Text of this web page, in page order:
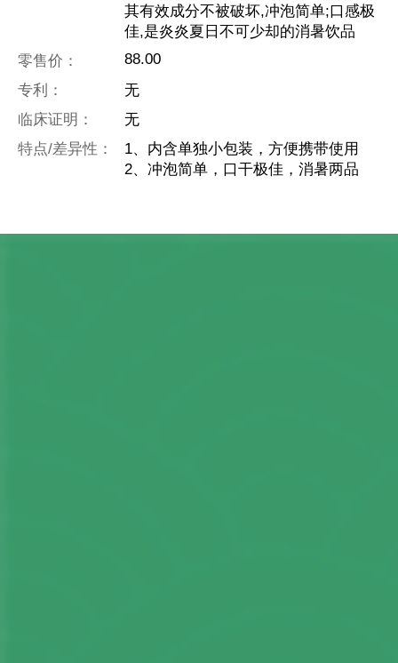
其有效成分不被破坏,冲泡简单;口感极
佳,是炎炎夏日不可少却的消暑饮品
零售价：
88.00
专利：
无
临床证明：
无
特点/差异性：
1、内含单独小包装，方便携带使用
2、冲泡简单，口干极佳，消暑两品